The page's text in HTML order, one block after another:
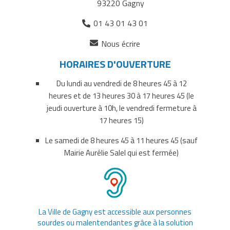
93220 Gagny
01 43 01 43 01
Nous écrire
un
nouvel
onglet)
HORAIRES D'OUVERTURE
Du lundi au vendredi de 8 heures 45 à 12
heures et de 13 heures 30 à 17 heures 45 (le
jeudi ouverture à 10h, le vendredi fermeture à
17 heures 15)
Le samedi de 8 heures 45 à 11 heures 45 (sauf
Mairie Aurélie Salel qui est fermée)
La Ville de Gagny est accessible aux personnes
sourdes ou malentendantes grâce à la solution